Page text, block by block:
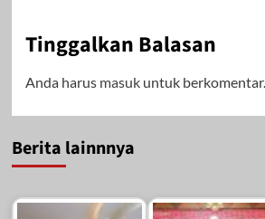
Tinggalkan Balasan
Anda harus masukuntuk berkomentar.
Berita lainnnya